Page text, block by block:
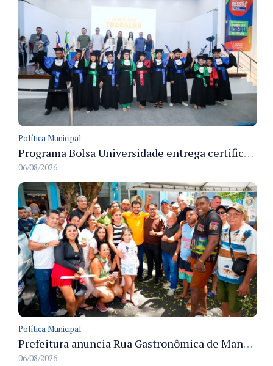
Política Municipal
Programa Bolsa Universidade entrega certificados a formandos em Manaus na sede do Executivo municipal
06/08/2026
Política Municipal
Prefeitura anuncia Rua Gastronômica de Manaus e garante alternativas para 54 ambulantes cadastrados
06/08/2026